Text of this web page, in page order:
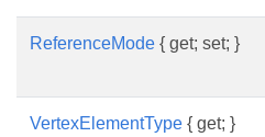
ReferenceMode { get; set; }
VertexElementType { get; }